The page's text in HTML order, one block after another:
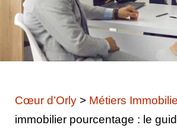
Cœur d’Orly > Métiers
immobilier pourcentage : le